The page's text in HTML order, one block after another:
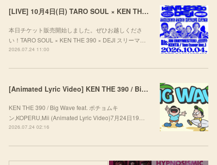
[LIVE] 10月4日(日) TARO SOUL × KEN THE 390 × DEJI スリーマンLIVE "THREE THE HARD WAY” @ ORD. 代官山
本日チケット販売開始しました。ぜひお越しくださ
い！TARO SOUL × KEN THE 390 × DEJI スリーマ…
2026.07.24 11:00
[Animated Lyric Video] KEN THE 390 / Big Wave feat. ポチョムキン,KOPERU,Mii
KEN THE 390 / Big Wave feat. ポチョムキ
ン,KOPERU,Mii (Animated Lyric Video)7月24日19…
2026.07.24 02:16